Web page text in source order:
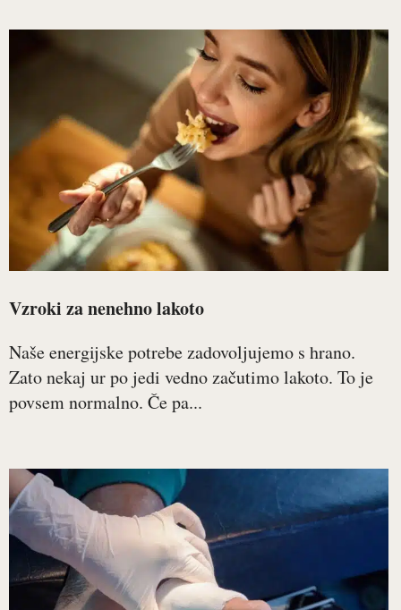
Vzroki za nenehno lakoto
Naše energijske potrebe zadovoljujemo s hrano.
Zato nekaj ur po jedi vedno začutimo lakoto. To je
povsem normalno. Če pa...